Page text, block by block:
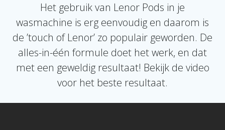
Het gebruik van Lenor Pods in je
wasmachine is erg eenvoudig en daarom is
de ’touch of Lenor’ zo populair geworden. De
alles-in-één formule doet het werk, en dat
met een geweldig resultaat! Bekijk de video
voor het beste resultaat.